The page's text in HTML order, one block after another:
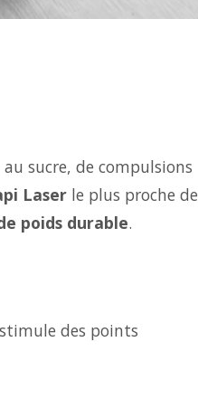
sucre, de compulsions
Laser le plus proche de
poids durable.
des points